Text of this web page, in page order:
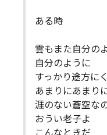
ある時
雲もまた自分の
自分のように
すっかり途方に
あまりにあまり
涯のない蒼空な
おうい老子よ